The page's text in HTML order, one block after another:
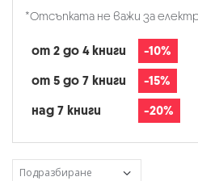
*Отсъпката не важи за
от 2 до 4 книги
-10%
от 5 до 7 книги
-15%
над 7 книги
-20%